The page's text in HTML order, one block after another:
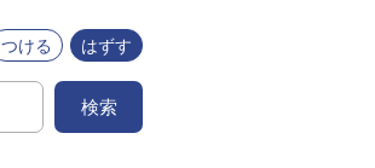
つける はずす
検索